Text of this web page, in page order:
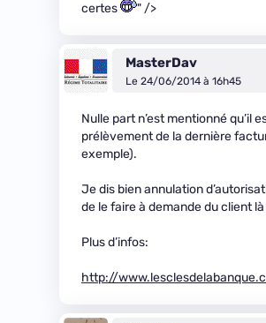
certes " />
MasterDav
Le 24/06/2014 à 16h45
Nulle part n’est mentionné qu’il
prélèvement de la dernière
exemple).
Je dis bien annulation
de le faire à demande du client
Plus d’infos:
http://